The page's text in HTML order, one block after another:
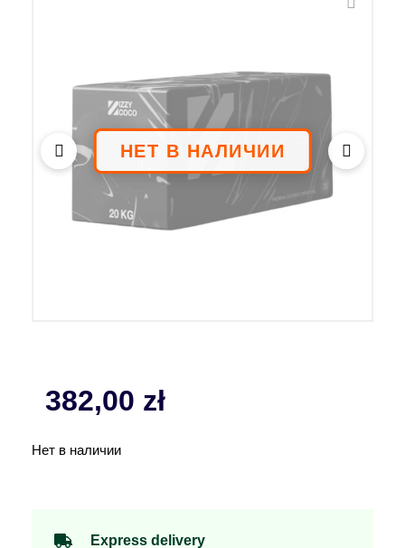
382,00 zł
Нет в наличии
Express delivery